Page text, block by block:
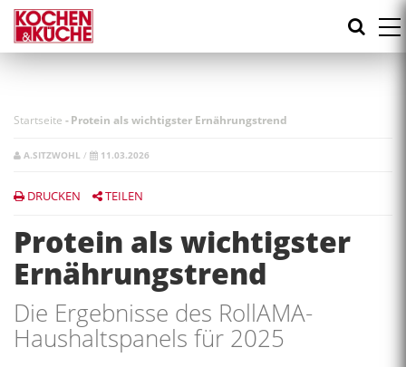
Direkt
zum
Inhalt
Startseite -Protein als wichtigster Ernährungstrend
A.SITZWOHL / 11.03.2026
DRUCKEN TEILEN
Protein als wichtigster
Ernährungstrend
Die Ergebnisse des RollAMA-
Haushaltspanels für 2025